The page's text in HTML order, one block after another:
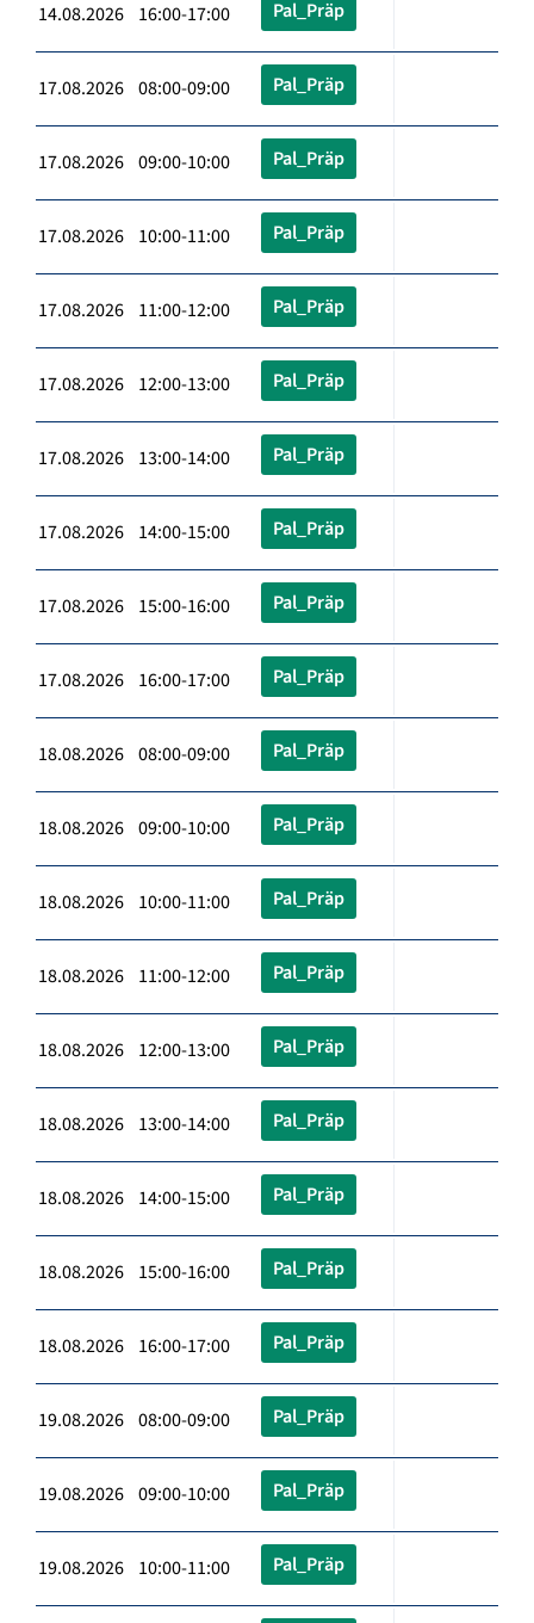
14.08.2026 16:00-17:00 Pal_Präp
17.08.2026 08:00-09:00 Pal_Präp
17.08.2026 09:00-10:00 Pal_Präp
17.08.2026 10:00-11:00 Pal_Präp
17.08.2026 11:00-12:00 Pal_Präp
17.08.2026 12:00-13:00 Pal_Präp
17.08.2026 13:00-14:00 Pal_Präp
17.08.2026 14:00-15:00 Pal_Präp
17.08.2026 15:00-16:00 Pal_Präp
17.08.2026 16:00-17:00 Pal_Präp
18.08.2026 08:00-09:00 Pal_Präp
18.08.2026 09:00-10:00 Pal_Präp
18.08.2026 10:00-11:00 Pal_Präp
18.08.2026 11:00-12:00 Pal_Präp
18.08.2026 12:00-13:00 Pal_Präp
18.08.2026 13:00-14:00 Pal_Präp
18.08.2026 14:00-15:00 Pal_Präp
18.08.2026 15:00-16:00 Pal_Präp
18.08.2026 16:00-17:00 Pal_Präp
19.08.2026 08:00-09:00 Pal_Präp
19.08.2026 09:00-10:00 Pal_Präp
19.08.2026 10:00-11:00 Pal_Präp